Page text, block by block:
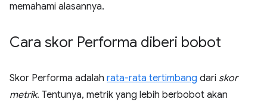
memahami alasannya.
Cara skor Performa diberi bobot
Skor Performa adalah rata-rata tertimbang dari skor
metrik. Tentunya, metrik yang lebih berbobot akan